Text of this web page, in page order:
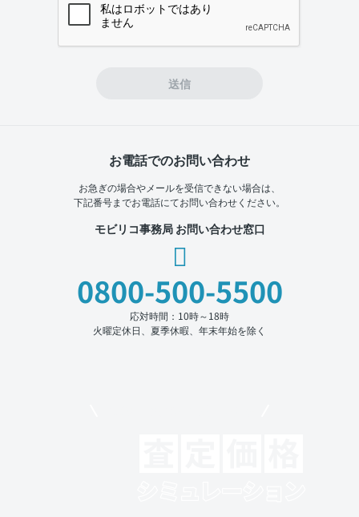
送信
お電話でのお問い合わせ
お急ぎの場合やメールを受信できない場合は、
下記番号までお電話にてお問い合わせください。
モビリコ事務局 お問い合わせ窓口
0800-500-5500
応対時間：10時～18時
火曜定休日、夏季休暇、年末年始を除く